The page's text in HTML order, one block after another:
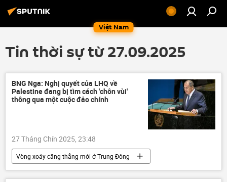
Việt Nam
Tin thời sự từ 27.09.2025
BNG Nga: Nghị quyết của LHQ về
Palestine đang bị tìm cách 'chôn vùi'
thông qua một cuộc đảo chính
27 Tháng Chín 2025, 23:48
Vòng xoáy căng thẳng mới ở Trung Đông
Thế giới
Palestine
Israel